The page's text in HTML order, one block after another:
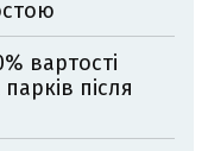
вартості
після